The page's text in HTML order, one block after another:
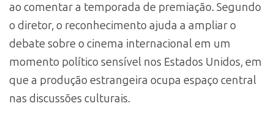
ao comentar a temporada de premiação. Segundo
o diretor, o reconhecimento ajuda a ampliar o
debate sobre o cinema internacional em um
momento político sensível nos Estados Unidos, em
que a produção estrangeira ocupa espaço central
nas discussões culturais.